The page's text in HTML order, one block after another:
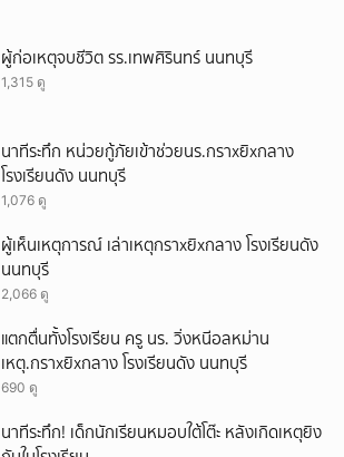
ผู้ก่อเหตุจบชีวิต รร.เทพศิรินทร์ นนทบุรี
1,315 ดู
นาทีระทึก หน่วยกู้ภัยเข้าช่วยนร.กราxยิxกลาง
โรงเรียนดัง นนทบุรี
1,076 ดู
ผู้เห็นเหตุการณ์ เล่าเหตุกราxยิxกลาง โรงเรียนดัง
นนทบุรี
2,066 ดู
แตกตื่นทั้งโรงเรียน ครู นร. วิ่งหนีอลหม่าน
เหตุ.กราxยิxกลาง โรงเรียนดัง นนทบุรี
690 ดู
นาทีระทึก! เด็กนักเรียนหมอบใต้โต๊ะ หลังเกิดเหตุยิง